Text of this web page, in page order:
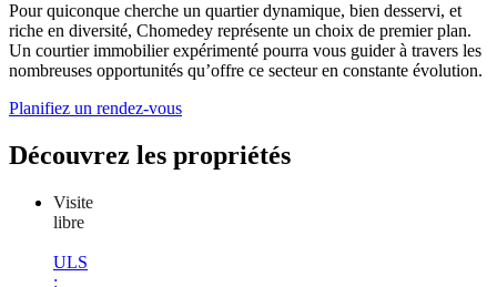
Pour quiconque cherche un quartier dynamique, bien desservi, et
riche en diversité, Chomedey représente un choix de premier plan.
Un courtier immobilier expérimenté pourra vous guider à travers les
nombreuses opportunités qu’offre ce secteur en constante évolution.
Planifiez un rendez-vous
Découvrez les propriétés
Visite
libre
ULS
: